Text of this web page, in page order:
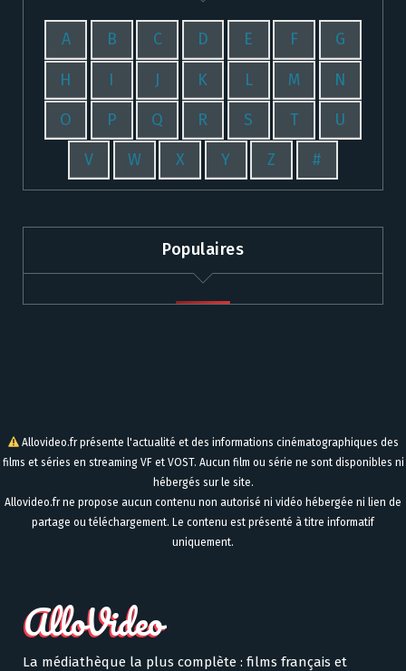
A B C D E F G
H I J K L M N
O P Q R S T U
V W X Y Z #
Populaires
Allovideo.fr présente l'actualité et des informations cinématographiques des
films et séries en streaming VF et VOST. Aucun film ou série ne sont disponibles ni
hébergés sur le site.
Allovideo.fr ne propose aucun contenu non autorisé ni vidéo hébergée ni lien de
partage ou téléchargement. Le contenu est présenté à titre informatif
uniquement.
La médiathèque la plus complète : films français et